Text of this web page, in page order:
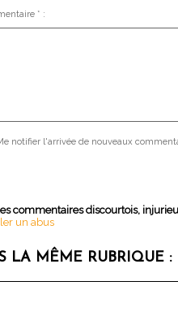
* :
notifier l'arrivée de nouveaux
commentaires discourtois,
un abus
LA MÊME RUBRIQUE :